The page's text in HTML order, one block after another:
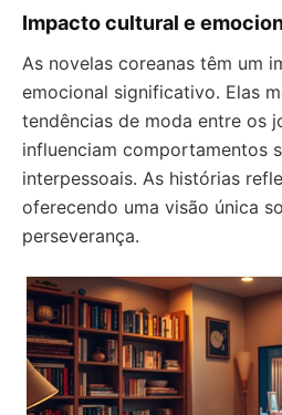
Impacto cultural e
As novelas coreanas têm um
emocional significativo. Elas
tendências de moda entre os
influenciam comportamentos
interpessoais. As histórias
oferecendo uma visão única
perseverança.